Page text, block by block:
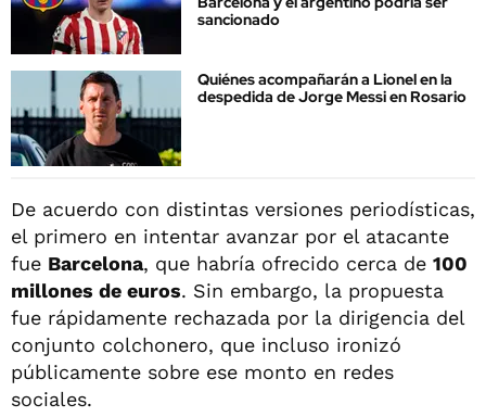
sancionado
Quiénes acompañarán a Lionel en la
despedida de Jorge Messi en Rosario
De acuerdo con distintas versiones periodísticas,
el primero en intentar avanzar por el atacante
fue Barcelona, que habría ofrecido cerca de 100
millones de euros. Sin embargo, la propuesta
fue rápidamente rechazada por la dirigencia del
conjunto colchonero, que incluso ironizó
públicamente sobre ese monto en redes
sociales.